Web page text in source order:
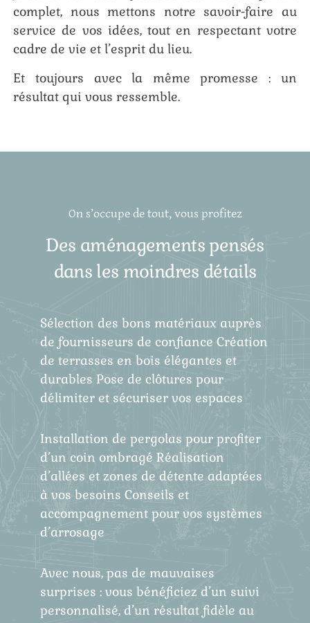
complet, nous mettons notre savoir-faire au
service de vos idées, tout en respectant votre
cadre de vie et l’esprit du lieu.
Et toujours avec la même promesse : un
résultat qui vous ressemble.
On s’occupe de tout, vous profitez
Des aménagements pensés
dans les moindres détails
Sélection des bons matériaux auprès
de fournisseurs de confiance Création
de terrasses en bois élégantes et
durables Pose de clôtures pour
délimiter et sécuriser vos espaces
Installation de pergolas pour profiter
d’un coin ombragé Réalisation
d’allées et zones de détente adaptées
à vos besoins Conseils et
accompagnement pour vos systèmes
d’arrosage
Avec nous, pas de mauvaises
surprises : vous bénéficiez d’un suivi
personnalisé, d’un résultat fidèle au